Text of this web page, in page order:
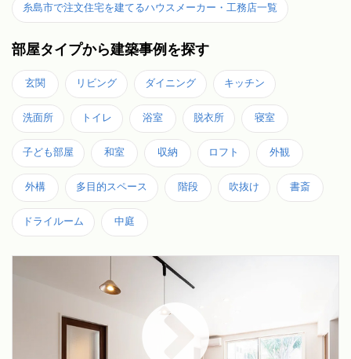
糸島市で注文住宅を建てるハウスメーカー・工務店一覧
部屋タイプから建築事例を探す
玄関 リビング ダイニング キッチン
洗面所 トイレ 浴室 脱衣所 寝室
子ども部屋 和室 収納 ロフト 外観
外構 多目的スペース 階段 吹抜け 書斎
ドライルーム 中庭